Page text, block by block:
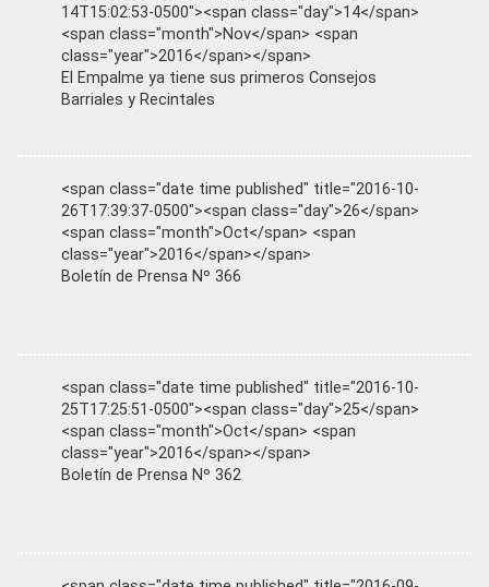
14T15:02:53-0500"><span class="day">14</span>
<span class="month">Nov</span> <span
class="year">2016</span></span>
El Empalme ya tiene sus primeros Consejos
Barriales y Recintales
<span class="date time published" title="2016-10-
26T17:39:37-0500"><span class="day">26</span>
<span class="month">Oct</span> <span
class="year">2016</span></span>
Boletín de Prensa Nº 366
<span class="date time published" title="2016-10-
25T17:25:51-0500"><span class="day">25</span>
<span class="month">Oct</span> <span
class="year">2016</span></span>
Boletín de Prensa Nº 362